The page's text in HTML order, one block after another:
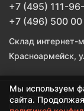
+7 (495) 111-
+7 (496) 500
Склад интернет-
Красноармейск,
Мы обрабатываем
Политике
Мы используем
сайта.